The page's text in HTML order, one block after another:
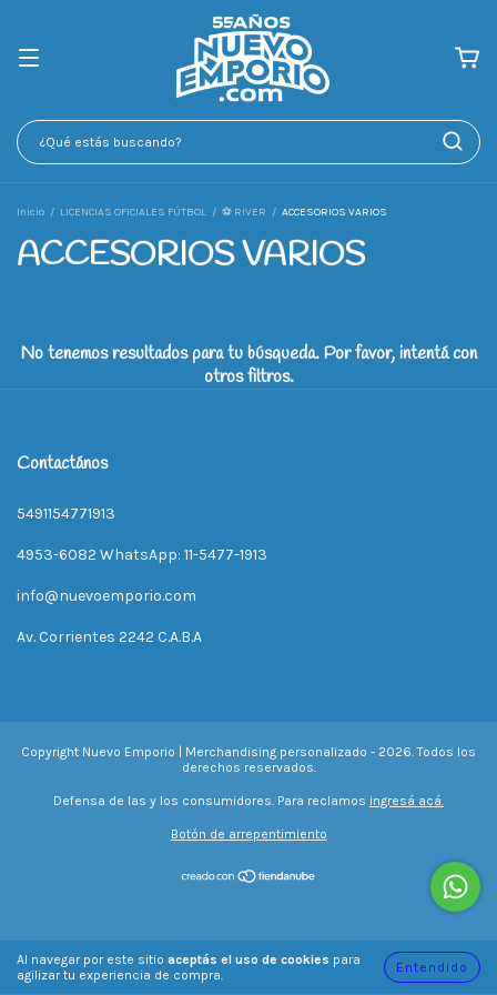
Al navegar por este sitio aceptás el uso de cookies para
agilizar tu experiencia de compra.
Entendido
Inicio / LICENCIAS OFICIALES FÚTBOL / ⚽ RIVER / ACCESORIOS VARIOS
ACCESORIOS VARIOS
No tenemos resultados para tu búsqueda. Por favor, intentá con
otros filtros.
Contactános
5491154771913
4953-6082 WhatsApp: 11-5477-1913
info@nuevoemporio.com
Av. Corrientes 2242 C.A.B.A
Copyright Nuevo Emporio | Merchandising personalizado - 2026. Todos los
derechos reservados.
Defensa de las y los consumidores. Para reclamos ingresá acá.
Botón de arrepentimiento